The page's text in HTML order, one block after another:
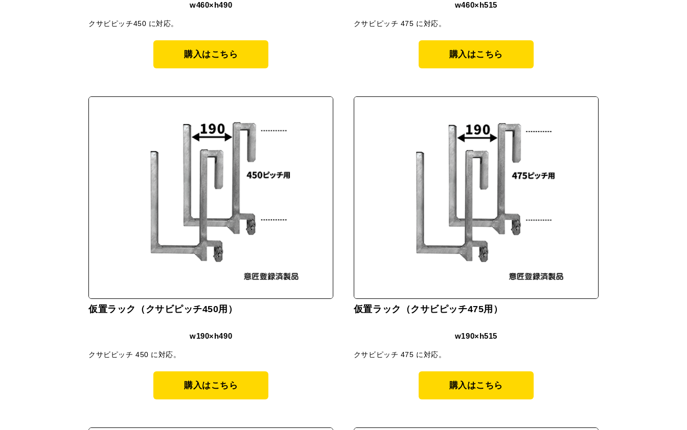
w460×h490
クサビピッチ450 に対応。
購入はこちら
w460×h515
クサビピッチ 475 に対応。
購入はこちら
仮置ラック（クサビピッチ450用）
w190×h490
クサビピッチ 450 に対応。
購入はこちら
仮置ラック（クサビピッチ475用）
w190×h515
クサビピッチ 475 に対応。
購入はこちら